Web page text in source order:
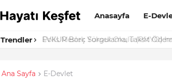
Anasayfa E-
Trendler EVKUR Borç Sorgulama, Taksit
Ana Sayfa E-Devlet